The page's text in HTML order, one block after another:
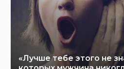
«Лучше тебе этого не